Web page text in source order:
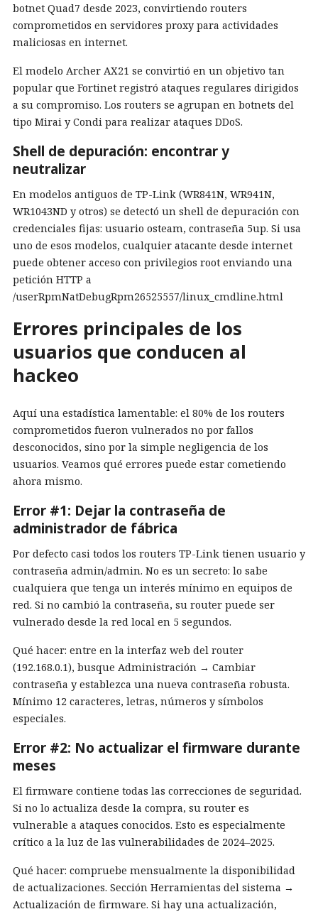
botnet Quad7 desde 2023, convirtiendo routers
comprometidos en servidores proxy para actividades
maliciosas en internet.
El modelo Archer AX21 se convirtió en un objetivo tan
popular que Fortinet registró ataques regulares dirigidos
a su compromiso. Los routers se agrupan en botnets del
tipo Mirai y Condi para realizar ataques DDoS.
Shell de depuración: encontrar y
neutralizar
En modelos antiguos de TP-Link (WR841N, WR941N,
WR1043ND y otros) se detectó un shell de depuración con
credenciales fijas: usuario osteam, contraseña 5up. Si usa
uno de esos modelos, cualquier atacante desde internet
puede obtener acceso con privilegios root enviando una
petición HTTP a
/userRpmNatDebugRpm26525557/linux_cmdline.html
Errores principales de los
usuarios que conducen al
hackeo
Aquí una estadística lamentable: el 80% de los routers
comprometidos fueron vulnerados no por fallos
desconocidos, sino por la simple negligencia de los
usuarios. Veamos qué errores puede estar cometiendo
ahora mismo.
Error #1: Dejar la contraseña de
administrador de fábrica
Por defecto casi todos los routers TP-Link tienen usuario y
contraseña admin/admin. No es un secreto: lo sabe
cualquiera que tenga un interés mínimo en equipos de
red. Si no cambió la contraseña, su router puede ser
vulnerado desde la red local en 5 segundos.
Qué hacer: entre en la interfaz web del router
(192.168.0.1), busque Administración → Cambiar
contraseña y establezca una nueva contraseña robusta.
Mínimo 12 caracteres, letras, números y símbolos
especiales.
Error #2: No actualizar el firmware durante
meses
El firmware contiene todas las correcciones de seguridad.
Si no lo actualiza desde la compra, su router es
vulnerable a ataques conocidos. Esto es especialmente
crítico a la luz de las vulnerabilidades de 2024–2025.
Qué hacer: compruebe mensualmente la disponibilidad
de actualizaciones. Sección Herramientas del sistema →
Actualización de firmware. Si hay una actualización,